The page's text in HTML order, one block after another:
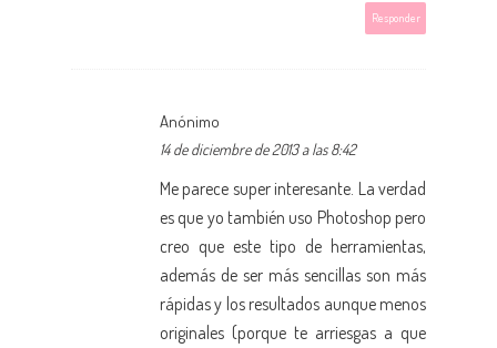
Responder
Anónimo
14 de diciembre de 2013 a las 8:42
Me parece super interesante. La verdad
es que yo también uso Photoshop pero
creo que este tipo de herramientas,
además de ser más sencillas son más
rápidas y los resultados aunque menos
originales (porque te arriesgas a que